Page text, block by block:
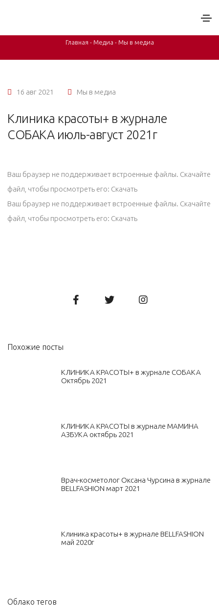
Клиника красоты+ в журнале СОБАКА июль-август
Главная - Медиа - Мы в медиа
16 авг 2021 Мы в медиа
Клиника красоты+ в журнале
СОБАКА июль-август 2021г
Ваш браузер не поддерживает встроенные файлы. Скачайте
файл, чтобы просмотреть его: Скачать
Ваш браузер не поддерживает встроенные файлы. Скачайте
файл, чтобы просмотреть его: Скачать
Похожие посты
КЛИНИКА КРАСОТЫ+ в журнале СОБАКА
Октябрь 2021
КЛИНИКА КРАСОТЫ в журнале МАМИНА
АЗБУКА октябрь 2021
Врач-косметолог Оксана Чурсина в журнале
BELLFASHION март 2021
Клиника красоты+ в журнале BELLFASHION
май 2020г
Облако тегов